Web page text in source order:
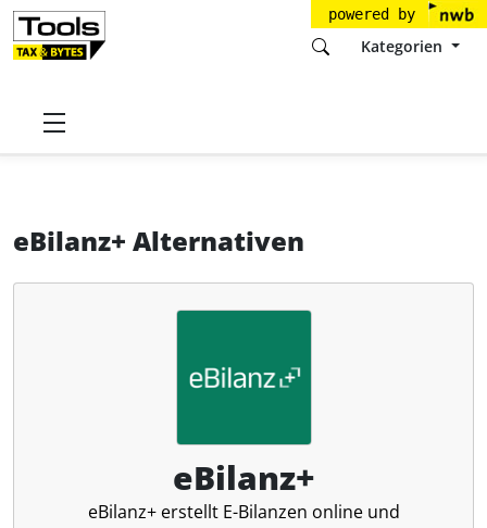
powered by
Kategorien
Startseite
eBilanz+ Alternativen
eBilanz+
eBilanz+ erstellt E-Bilanzen online und